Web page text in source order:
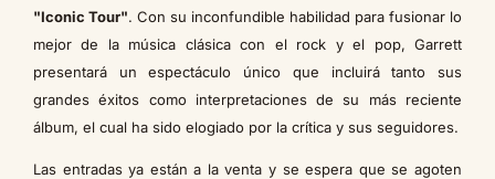
"Iconic Tour". Con su inconfundible habilidad para fusionar lo
mejor de la música clásica con el rock y el pop, Garrett
presentará un espectáculo único que incluirá tanto sus
grandes éxitos como interpretaciones de su más reciente
álbum, el cual ha sido elogiado por la crítica y sus seguidores.
Las entradas ya están a la venta y se espera que se agoten